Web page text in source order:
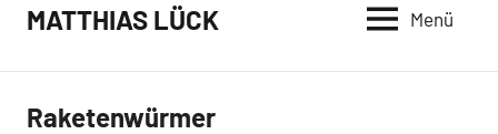
MATTHIAS LÜCK Menü
Malerei /
Raketenwürmer